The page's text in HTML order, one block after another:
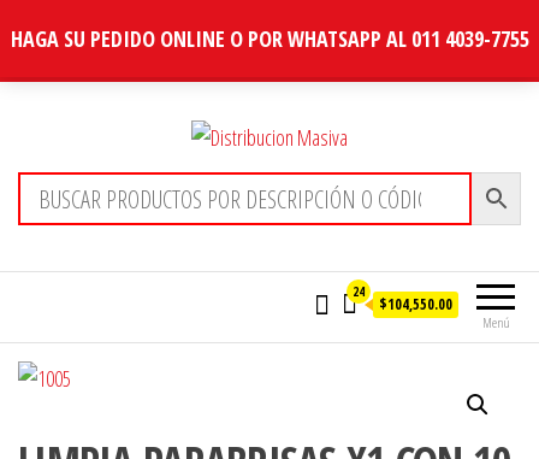
HAGA SU PEDIDO ONLINE O POR WHATSAPP AL 011 4039-7755
Distribucion Masiva
Menú
24
$104,550.00